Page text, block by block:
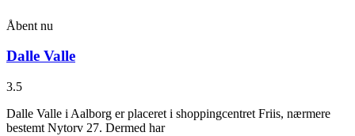
Åbent nu
Dalle Valle
3.5
Dalle Valle i Aalborg er placeret i shoppingcentret Friis, nærmere
bestemt Nytorv 27. Dermed har